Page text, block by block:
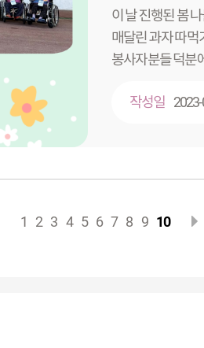
이 날 진행된 봄
매달린 과자 따먹
봉사자분들 덕분
즐거운 활동의
작성일
1 2 3 4 5 6 7 8 9 10